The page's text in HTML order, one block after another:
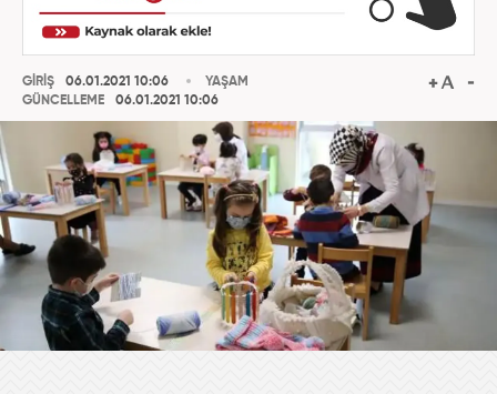
GİRİŞ
06.01.2021 10:06
GÜNCELLEME
06.01.2021 10:06
YAŞAM